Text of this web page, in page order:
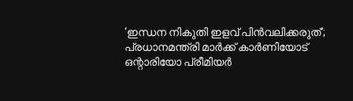
‘ഇന്ധന നികുതി ഇളവ് പിൻവലിക്കരുത്’;
പ്രധാനമന്ത്രി മാർക്ക് കാർണിയോട്
ഒന്റാരിയോ പ്രീമിയർ